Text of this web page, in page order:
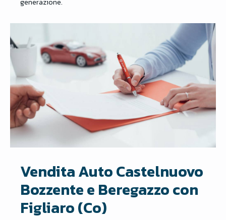
Vendita Auto Castelnuovo
Bozzente e Beregazzo con
Figliaro (Co)